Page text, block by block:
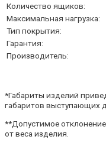
Количество ящиков:
Максимальная нагрузка:
Тип покрытия:
Гарантия:
Производитель:
*Габариты изделий
габаритов выступающих
**Допустимое
от веса изделия.